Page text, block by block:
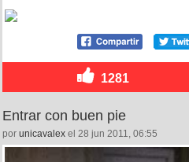
1281
Entrar con buen pie
por unicavalex el 28 jun 2011, 06:55